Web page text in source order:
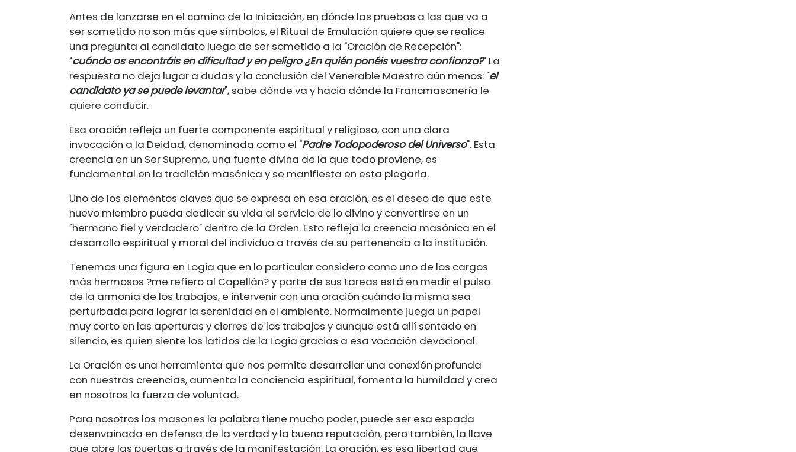
Antes de lanzarse en el camino de la Iniciación, en dónde las pruebas a las que va a
ser sometido no son más que símbolos, el Ritual de Emulación quiere que se realice
una pregunta al candidato luego de ser sometido a la "Oración de Recepción":
"cuándo os encontráis en dificultad y en peligro ¿En quién ponéis vuestra confianza?" La
respuesta no deja lugar a dudas y la conclusión del Venerable Maestro aún menos: "el
candidato ya se puede levantar", sabe dónde va y hacia dónde la Francmasonería le
quiere conducir.
Esa oración refleja un fuerte componente espiritual y religioso, con una clara
invocación a la Deidad, denominada como el "Padre Todopoderoso del Universo". Esta
creencia en un Ser Supremo, una fuente divina de la que todo proviene, es
fundamental en la tradición masónica y se manifiesta en esta plegaria.
Uno de los elementos claves que se expresa en esa oración, es el deseo de que este
nuevo miembro pueda dedicar su vida al servicio de lo divino y convertirse en un
"hermano fiel y verdadero" dentro de la Orden. Esto refleja la creencia masónica en el
desarrollo espiritual y moral del individuo a través de su pertenencia a la institución.
Tenemos una figura en Logia que en lo particular considero como uno de los cargos
más hermosos ?me refiero al Capellán? y parte de sus tareas está en medir el pulso
de la armonía de los trabajos, e intervenir con una oración cuándo la misma sea
perturbada para lograr la serenidad en el ambiente. Normalmente juega un papel
muy corto en las aperturas y cierres de los trabajos y aunque está allí sentado en
silencio, es quien siente los latidos de la Logia gracias a esa vocación devocional.
La Oración es una herramienta que nos permite desarrollar una conexión profunda
con nuestras creencias, aumenta la conciencia espiritual, fomenta la humildad y crea
en nosotros la fuerza de voluntad.
Para nosotros los masones la palabra tiene mucho poder, puede ser esa espada
desenvainada en defensa de la verdad y la buena reputación, pero también, la llave
que abre las puertas a través de la manifestación. La oración, es esa libertad que